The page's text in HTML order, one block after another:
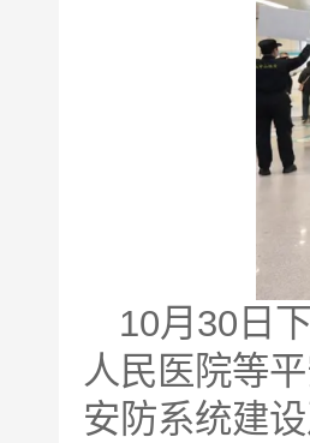
10月30日
人民医院等
安防系统建